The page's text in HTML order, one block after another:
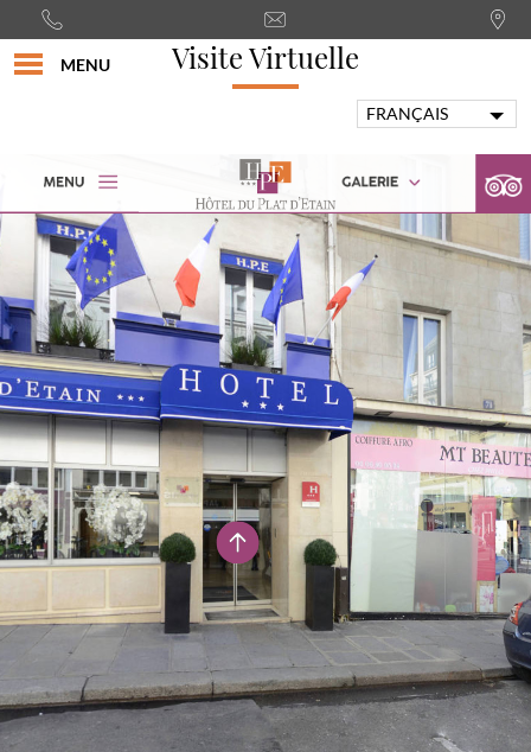
MENU
FRANÇAIS
PORTUGUÊS
DEUTSCH
ESPAÑOL
Visite Virtuelle